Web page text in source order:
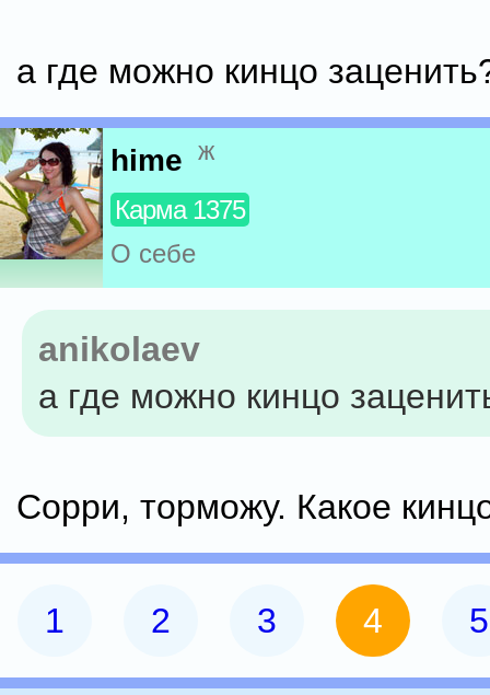
а где можно кинцо
hime ж
Карма 1375
О себе
anikolaev
а где можно кинцо
Сорри, торможу. Какое
1 2 3 4 5